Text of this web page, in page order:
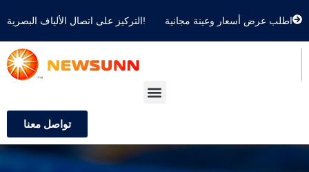
التركيز على اتصال الألياف البصرية! اطلب عرض أسعار وعينة مجانية
تواصل معنا